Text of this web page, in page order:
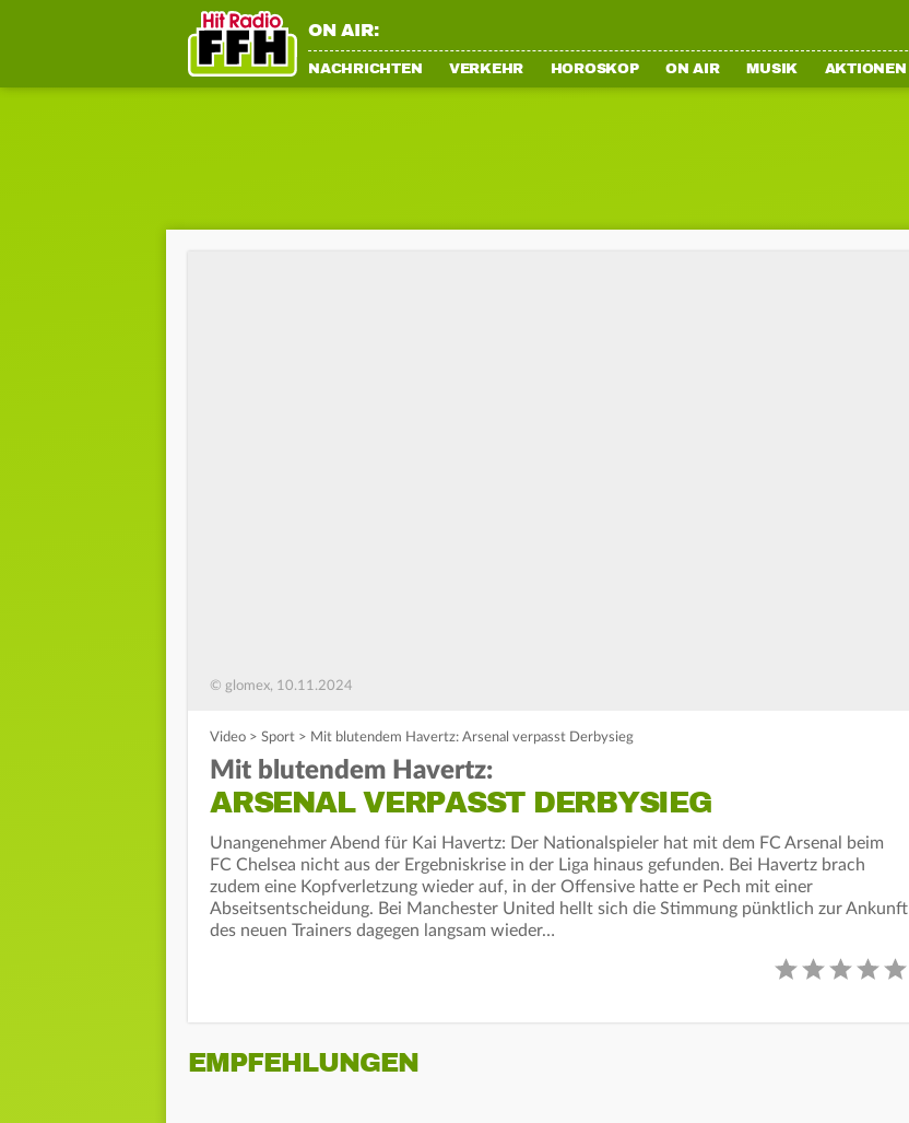
ON AIR:
NACHRICHTEN VERKEHR HOROSKOP ON AIR MUSIK AKTIONEN
© glomex, 10.11.2024
Video > Sport > Mit blutendem Havertz: Arsenal verpasst Derbysieg
Mit blutendem Havertz:
ARSENAL VERPASST DERBYSIEG
Unangenehmer Abend für Kai Havertz: Der Nationalspieler hat mit dem FC Arsenal beim
FC Chelsea nicht aus der Ergebniskrise in der Liga hinaus gefunden. Bei Havertz brach
zudem eine Kopfverletzung wieder auf, in der Offensive hatte er Pech mit einer
Abseitsentscheidung. Bei Manchester United hellt sich die Stimmung pünktlich zur Ankunft
des neuen Trainers dagegen langsam wieder…
EMPFEHLUNGEN